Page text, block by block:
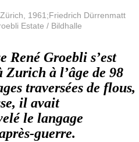
1961;Friedrich Dürrenmatt
Estate / Bildhalle
René Groebli s’est
Zurich à l’âge de 98
traversées de flous,
il avait
le langage
guerre.